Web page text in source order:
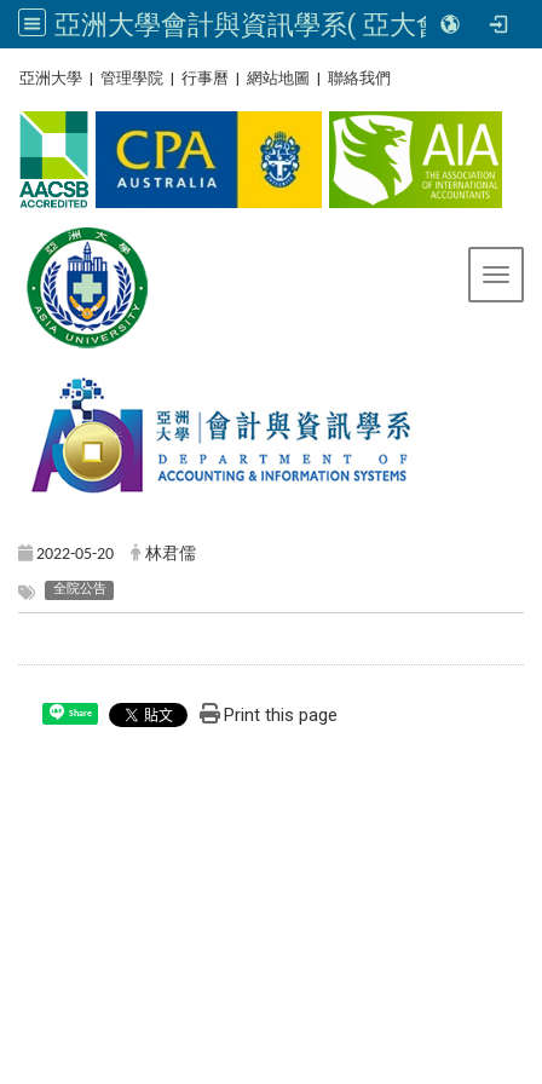
亞洲大學會計與資訊學系( 亞大會資系官網) | Asia University, Taiwan
亞洲大學 | 管理學院 | 行事曆 | 網站地圖 | 聯絡我們
2022-05-20 林君儒
全院公告
Share Print this page